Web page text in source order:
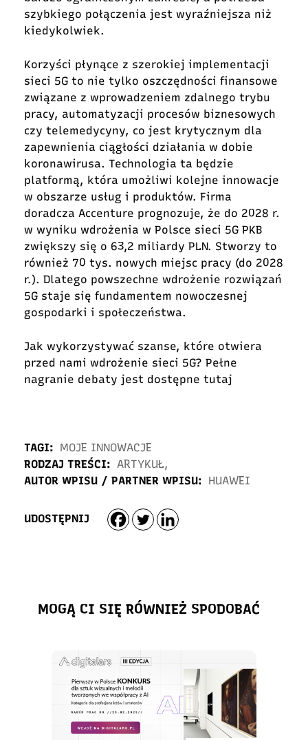
szybkiego połączenia jest wyraźniejsza niż
kiedykolwiek.
Korzyści płynące z szerokiej implementacji
sieci 5G to nie tylko oszczędności finansowe
związane z wprowadzeniem zdalnego trybu
pracy, automatyzacji procesów biznesowych
czy telemedycyny, co jest krytycznym dla
zapewnienia ciągłości działania w dobie
koronawirusa. Technologia ta będzie
platformą, która umożliwi kolejne innowacje
w obszarze usług i produktów. Firma
doradcza Accenture prognozuje, że do 2028 r.
w wyniku wdrożenia w Polsce sieci 5G PKB
zwiększy się o 63,2 miliardy PLN. Stworzy to
również 70 tys. nowych miejsc pracy (do 2028
r.). Dlatego powszechne wdrożenie rozwiązań
5G staje się fundamentem nowoczesnej
gospodarki i społeczeństwa.
Jak wykorzystywać szanse, które otwiera
przed nami wdrożenie sieci 5G? Pełne
nagranie debaty jest dostępne tutaj
TAGI: MOJE INNOWACJE
RODZAJ TREŚCI: ARTYKUŁ,
AUTOR WPISU / PARTNER WPISU: HUAWEI
UDOSTĘPNIJ
MOGĄ CI SIĘ RÓWNIEŻ SPODOBAĆ